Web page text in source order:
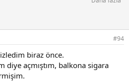
#94
izledim biraz önce.
diye açmıştım, balkona sigara